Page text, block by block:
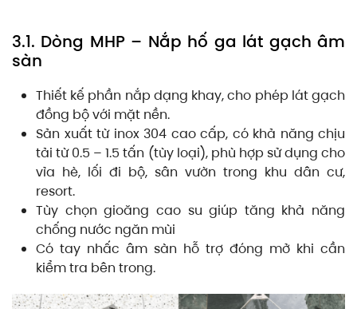
3.1. Dòng MHP – Nắp hố ga lát gạch âm
sàn
Thiết kế phần nắp dạng khay, cho phép lát gạch
đồng bộ với mặt nền.
Sản xuất từ inox 304 cao cấp, có khả năng chịu
tải từ 0.5 – 1.5 tấn (tùy loại), phù hợp sử dụng cho
vỉa hè, lối đi bộ, sân vườn trong khu dân cư,
resort.
Tùy chọn gioăng cao su giúp tăng khả năng
chống nước ngăn mùi
Có tay nhấc âm sàn hỗ trợ đóng mở khi cần
kiểm tra bên trong.